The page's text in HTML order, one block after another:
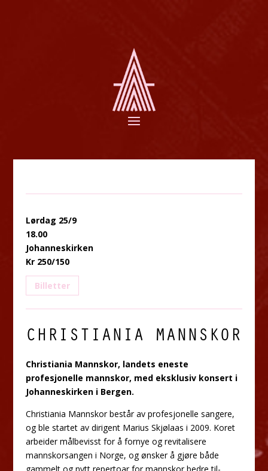
Lørdag 25/9
18.00
Johanneskirken
Kr 250/150
Billetter
CHRISTIANIA MANNSKOR
Christiania Mannskor, landets eneste
profesjonelle mannskor, med eksklusiv konsert i
Johanneskirken i Bergen.
Christiania Mannskor består av profesjonelle sangere,
og ble startet av dirigent Marius Skjølaas i 2009. Koret
arbeider målbevisst for å fornye og revitalisere
mannskorsangen i Norge, og ønsker å gjøre både